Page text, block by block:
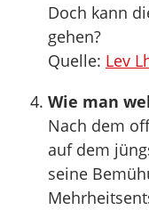
Doch kann
gehen?
Quelle: Lev
Wie man
Nach dem
auf dem
seine